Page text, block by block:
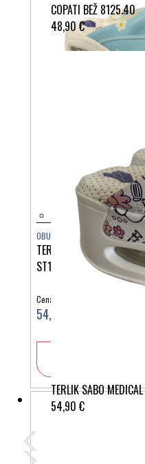
COPATI BEŽ 8125.40
48,90 €
TERLIK SABO
54,90 €
OBUTEV
TERLIK SABO AIRLIGHT
ST1311
Cena:
54,90 €